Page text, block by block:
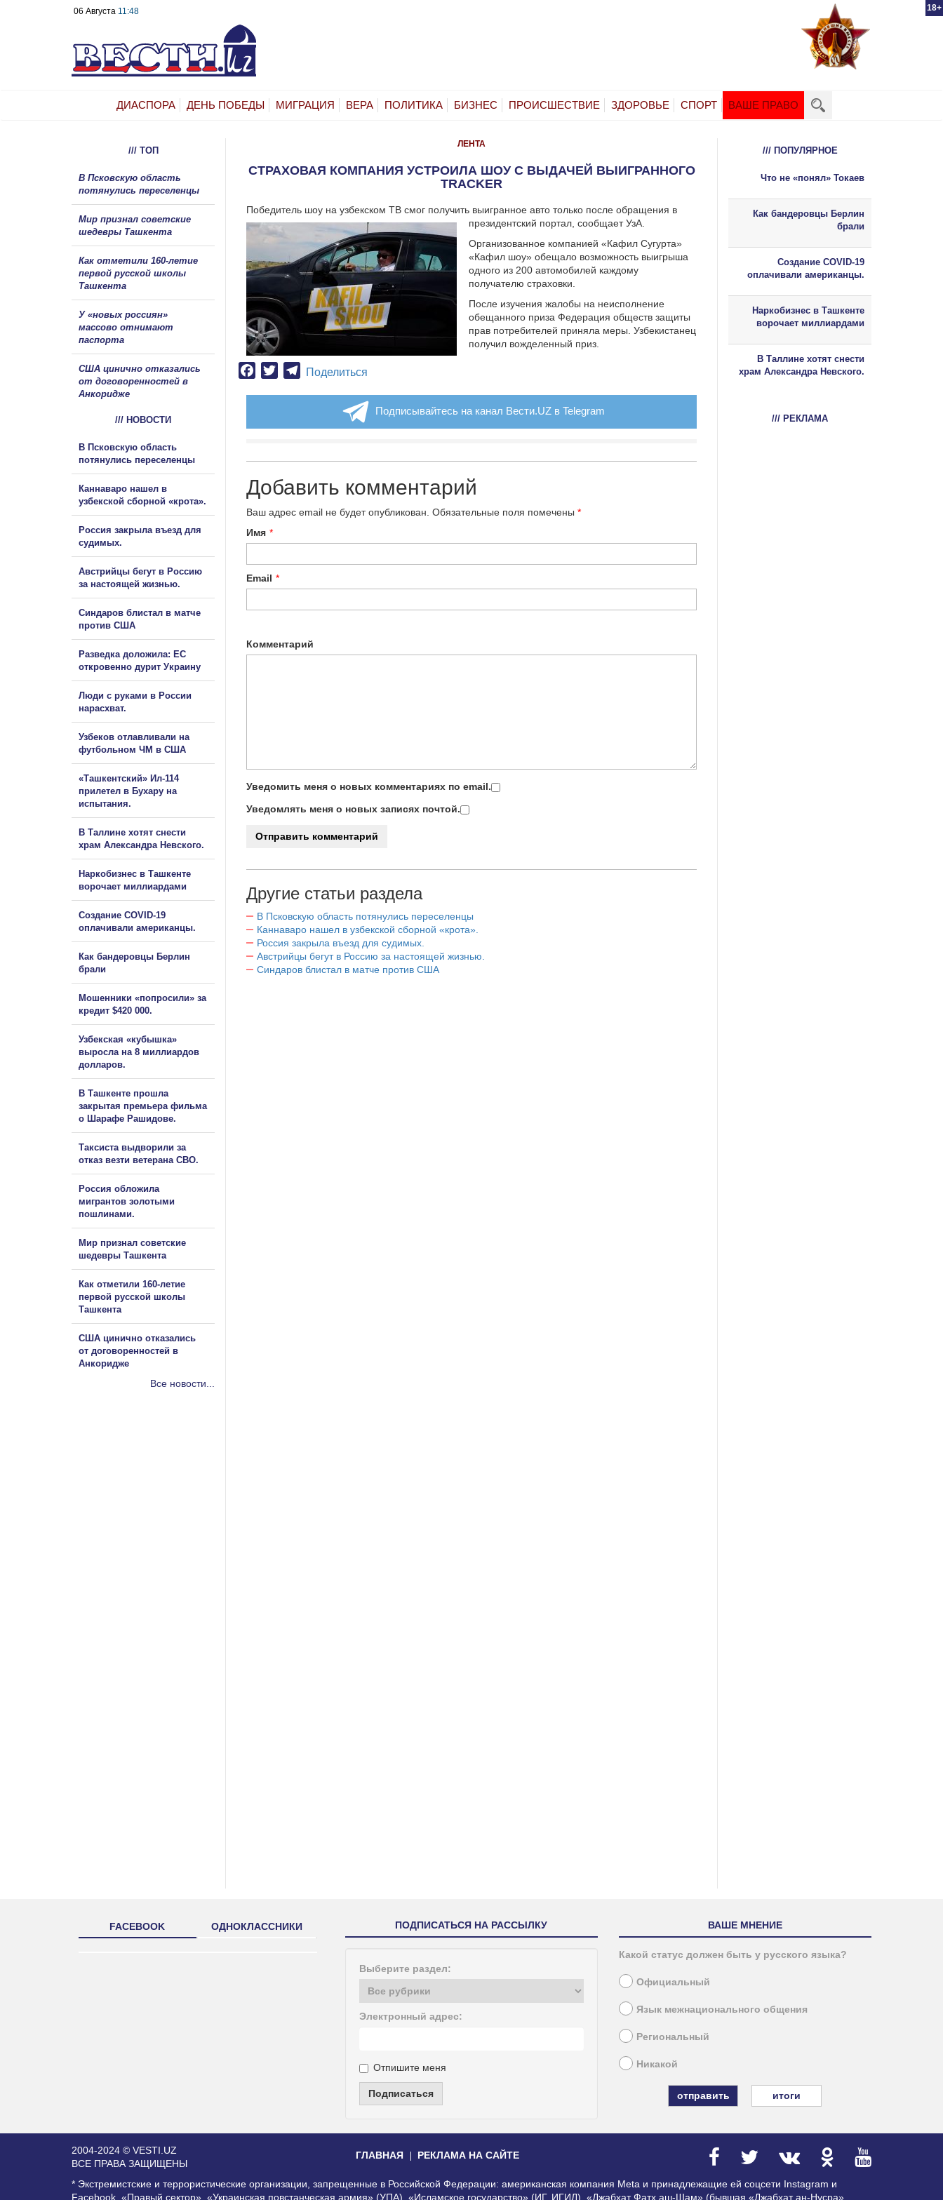
18+
06 Августа 11:48
ДИАСПОРА ДЕНЬ ПОБЕДЫ МИГРАЦИЯ ВЕРА ПОЛИТИКА БИЗНЕС ПРОИСШЕСТВИЕ ЗДОРОВЬЕ СПОРТ ВАШЕ ПРАВО
ЛЕНТА
СТРАХОВАЯ КОМПАНИЯ УСТРОИЛА ШОУ С ВЫДАЧЕЙ ВЫИГРАННОГО
TRACKER
Победитель шоу на узбекском ТВ смог получить выигранное авто только после обращения в
президентский портал, сообщает УзА.
Организованное компанией «Кафил Сугурта»
«Кафил шоу» обещало возможность выигрыша
одного из 200 автомобилей каждому
получателю страховки.
После изучения жалобы на неисполнение
обещанного приза Федерация обществ защиты
прав потребителей приняла меры. Узбекистанец
получил вожделенный приз.
Facebook
TwitterTelegram
Поделиться
Подписывайтесь на канал Вести.UZ в Telegram
Добавить комментарий
Ваш адрес email не будет опубликован. Обязательные поля помечены *
Имя *
Email *
Комментарий
Уведомить меня о новых комментариях по email.
Уведомлять меня о новых записях почтой.
Другие статьи раздела
В Псковскую область потянулись переселенцы
Каннаваро нашел в узбекской сборной «крота».
Россия закрыла въезд для судимых.
Австрийцы бегут в Россию за настоящей жизнью.
Синдаров блистал в матче против США
/// ТОП
В Псковскую область
потянулись переселенцы
Мир признал советские
шедевры Ташкента
Как отметили 160-летие
первой русской школы
Ташкента
У «новых россиян»
массово отнимают
паспорта
США цинично отказались
от договоренностей в
Анкоридже
/// НОВОСТИ
В Псковскую область
потянулись переселенцы
Каннаваро нашел в
узбекской сборной «крота».
Россия закрыла въезд для
судимых.
Австрийцы бегут в Россию
за настоящей жизнью.
Синдаров блистал в матче
против США
Разведка доложила: ЕС
откровенно дурит Украину
Люди с руками в России
нарасхват.
Узбеков отлавливали на
футбольном ЧМ в США
«Ташкентский» Ил-114
прилетел в Бухару на
испытания.
В Таллине хотят снести
храм Александра Невского.
Наркобизнес в Ташкенте
ворочает миллиардами
Создание COVID-19
оплачивали американцы.
Как бандеровцы Берлин
брали
Мошенники «попросили» за
кредит $420 000.
Узбекская «кубышка»
выросла на 8 миллиардов
долларов.
В Ташкенте прошла
закрытая премьера фильма
о Шарафе Рашидове.
Таксиста выдворили за
отказ везти ветерана СВО.
Россия обложила
мигрантов золотыми
пошлинами.
Мир признал советские
шедевры Ташкента
Как отметили 160-летие
первой русской школы
Ташкента
США цинично отказались
от договоренностей в
Анкоридже
Все новости...
/// ПОПУЛЯРНОЕ
Что не «понял» Токаев
Как бандеровцы Берлин
брали
Создание COVID-19
оплачивали американцы.
Наркобизнес в Ташкенте
ворочает миллиардами
В Таллине хотят снести
храм Александра Невского.
/// РЕКЛАМА
FACEBOOK ОДНОКЛАССНИКИ ПОДПИСАТЬСЯ НА РАССЫЛКУ
Выберите раздел:
Электронный адрес:
Отпишите меня
Подписаться
ВАШЕ МНЕНИЕ
Какой статус должен быть у русского языка?
Официальный
Язык межнационального общения
Региональный
Никакой
итоги
2004-2024 © VESTI.UZ
ВСЕ ПРАВА ЗАЩИЩЕНЫ
ГЛАВНАЯ РЕКЛАМА НА САЙТЕ
* Экстремистские и террористические организации, запрещенные в Российской Федерации: американская компания Meta и принадлежащие ей соцсети Instagram и
Facebook, «Правый сектор», «Украинская повстанческая армия» (УПА), «Исламское государство» (ИГ, ИГИЛ), «Джабхат Фатх аш-Шам» (бывшая «Джабхат ан-Нусра»,